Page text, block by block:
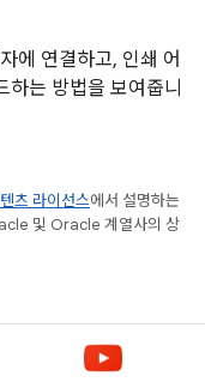
에 연결하고, 인쇄 어
하는 방법을 보여줍니
츠 라이선스에서 설명하는
및 Oracle 계열사의 상